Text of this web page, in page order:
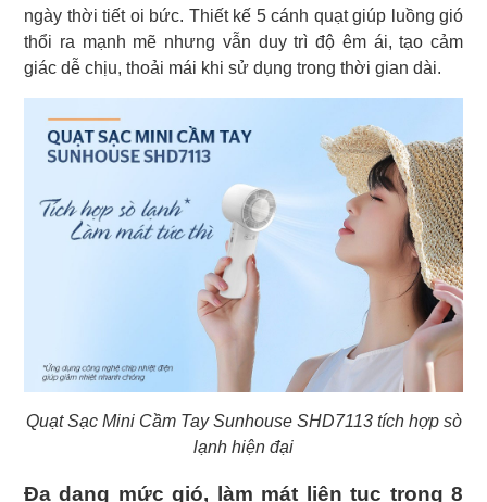
ngày thời tiết oi bức. Thiết kế 5 cánh quạt giúp luồng gió
thổi ra mạnh mẽ nhưng vẫn duy trì độ êm ái, tạo cảm
giác dễ chịu, thoải mái khi sử dụng trong thời gian dài.
Quạt Sạc Mini Cầm Tay Sunhouse SHD7113 tích hợp sò
lạnh hiện đại
Đa dạng mức gió, làm mát liên tục trong 8